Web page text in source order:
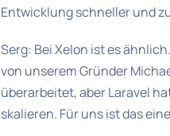
Entwicklung schneller und
Serg: Bei Xelon ist es
von unserem Gründer
überarbeitet, aber Laravel
skalieren. Für uns ist das